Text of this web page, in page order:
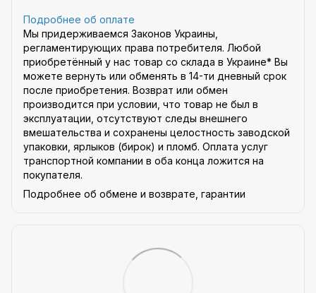
Подробнее об оплате
Мы придерживаемся Законов Украины,
регламентирующих права потребителя. Любой
приобретённый у нас товар со склада в Украине* Вы
можете вернуть или обменять в 14-ти дневный срок
после приобретения. Возврат или обмен
производится при условии, что товар не был в
эксплуатации, отсутствуют следы внешнего
вмешательства и сохранены целостность заводской
упаковки, ярлыков (бирок) и пломб. Оплата услуг
транспортной компании в оба конца ложится на
покупателя.
Подробнее об обмене и возврате, гарантии